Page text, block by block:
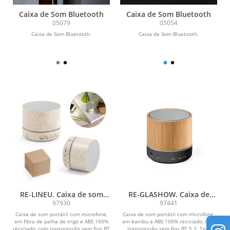
Caixa de Som Bluetooth
05079
Caixa de Som Bluetooth.
Caixa de Som Bluetooth
05054
Caixa de Som Bluetooth.
RE-LINEU. Caixa de som
portátil com microfone e
autonomia de 4h30 (400
mAh), em fibra de palha de
97930
Caixa de som portátil com microfone,
em fibra de palha de trigo e ABS 100%
reciclado, com transmissão sem fios BT
RE-GLASHOW. Caixa de
som portátil com
microfone e autonomia de
4h30 (400 mAH), em bambu
97441
Caixa de som portátil com microfone,
em bambu e ABS 100% reciclado, com
transmissão sem fios BT 5 3. Tem